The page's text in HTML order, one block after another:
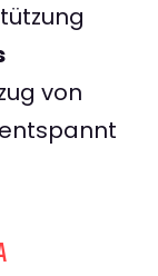
von